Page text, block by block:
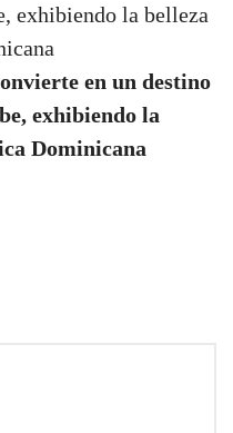
en un destino
exhibiendo la
Dominicana